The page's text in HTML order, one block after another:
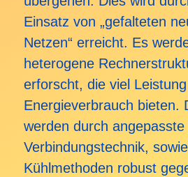
Einsatz von „gefalteten
Netzen“ erreicht. Es
heterogene
erforscht, die viel
Energieverbrauch bieten.
werden durch angepasste
Verbindungstechnik,
Kühlmethoden robust